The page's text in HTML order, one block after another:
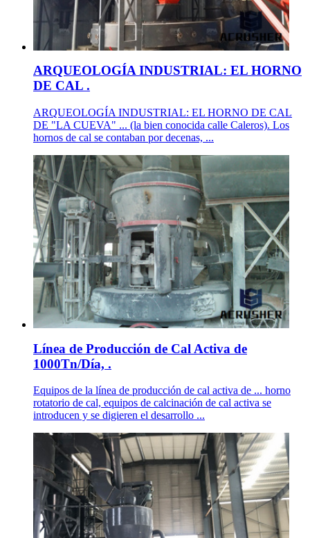
ARQUEOLOGÍA INDUSTRIAL: EL HORNO
DE CAL .
ARQUEOLOGÍA INDUSTRIAL: EL HORNO DE CAL
DE "LA CUEVA" ... (la bien conocida calle Caleros). Los
hornos de cal se contaban por decenas, ...
Línea de Producción de Cal Activa de
1000Tn/Día, .
Equipos de la línea de producción de cal activa de ... horno
rotatorio de cal, equipos de calcinación de cal activa se
introducen y se digieren el desarrollo ...